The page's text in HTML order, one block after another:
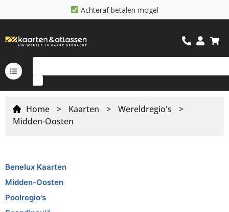
Achteraf betalen mogel
Home > Kaarten > Wereldregio's
>
Midden-Oosten
Benelux Kaarten
Midden-Oosten
Poolregio's